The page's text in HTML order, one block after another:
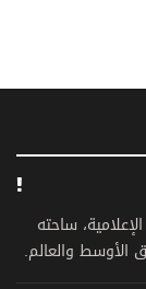
ساحته
الأوسط والعالم.